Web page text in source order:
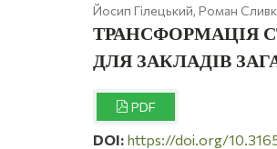
Йосип Гілецький, Роман
ТРАНСФОРМАЦІЯ
ДЛЯ ЗАКЛАДІВ
PDF
DOI: https://doi.org/